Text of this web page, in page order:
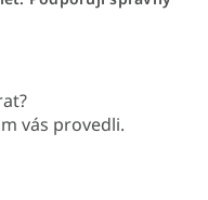
vás provedli.